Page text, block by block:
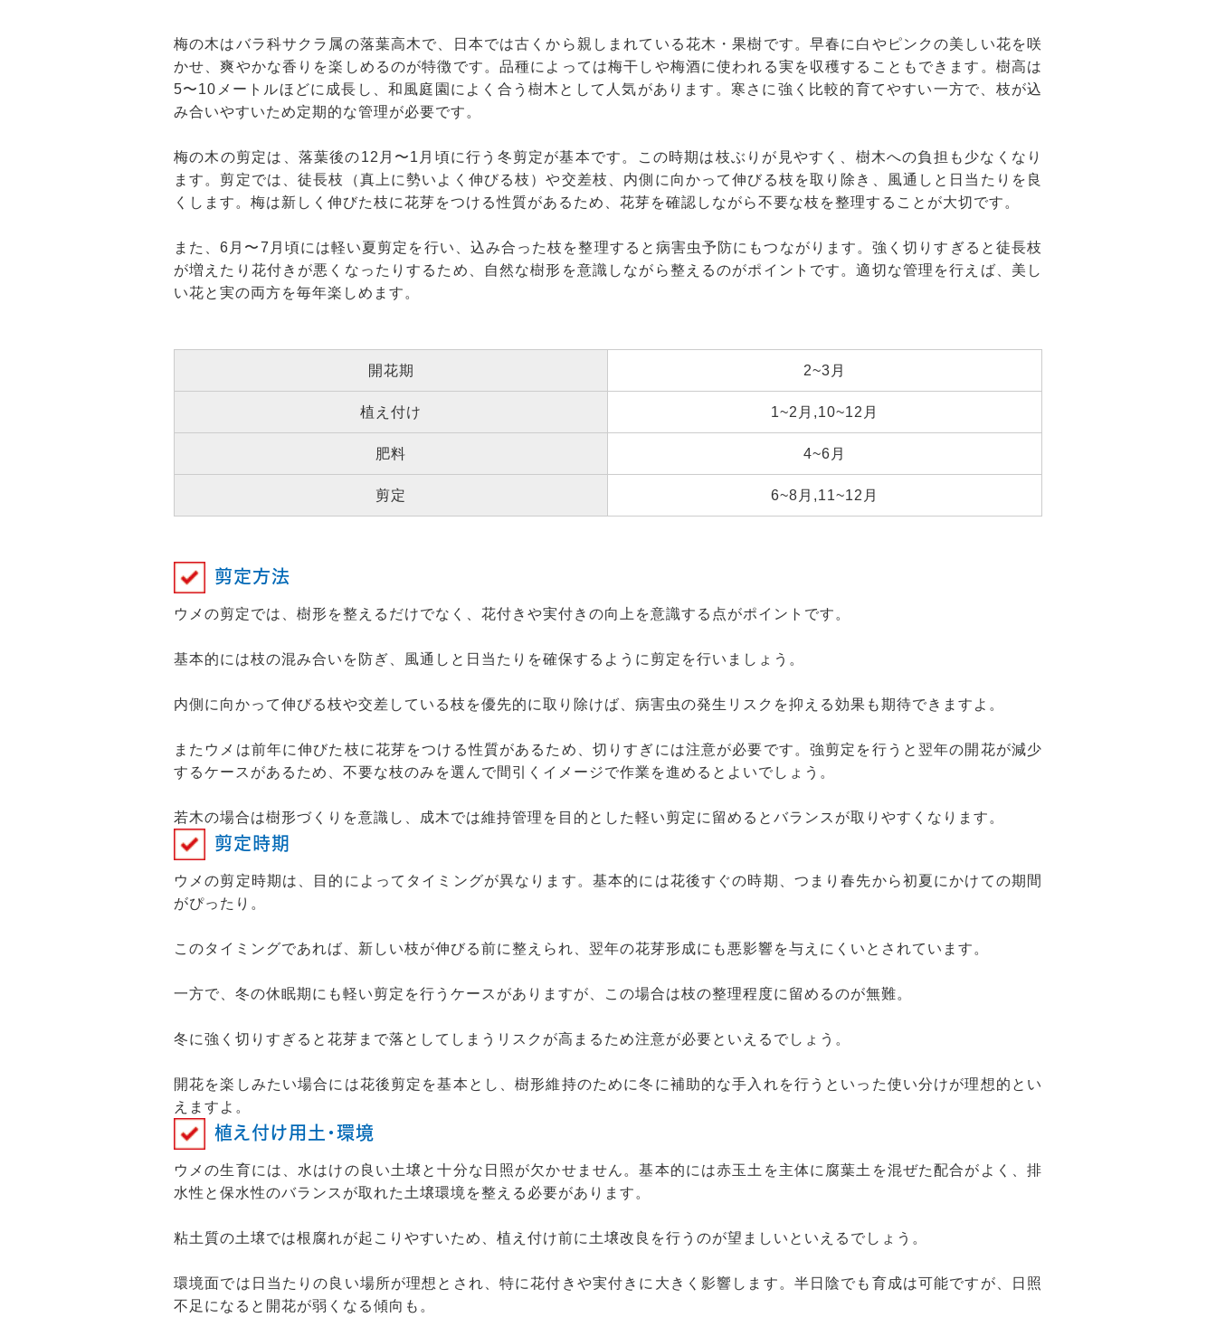
梅の木はバラ科サクラ属の落葉高木で、日本では古くから親しまれている花木・果樹です。早春に白やピンクの美しい花を咲
かせ、爽やかな香りを楽しめるのが特徴です。品種によっては梅干しや梅酒に使われる実を収穫することもできます。樹高は
5〜10メートルほどに成長し、和風庭園によく合う樹木として人気があります。寒さに強く比較的育てやすい一方で、枝が込
み合いやすいため定期的な管理が必要です。
梅の木の剪定は、落葉後の12月〜1月頃に行う冬剪定が基本です。この時期は枝ぶりが見やすく、樹木への負担も少なくなり
ます。剪定では、徒長枝（真上に勢いよく伸びる枝）や交差枝、内側に向かって伸びる枝を取り除き、風通しと日当たりを良
くします。梅は新しく伸びた枝に花芽をつける性質があるため、花芽を確認しながら不要な枝を整理することが大切です。
また、6月〜7月頃には軽い夏剪定を行い、込み合った枝を整理すると病害虫予防にもつながります。強く切りすぎると徒長枝
が増えたり花付きが悪くなったりするため、自然な樹形を意識しながら整えるのがポイントです。適切な管理を行えば、美し
い花と実の両方を毎年楽しめます。
開花期 2~3月
植え付け 1~2月,10~12月
肥料 4~6月
剪定 6~8月,11~12月
剪定方法
ウメの剪定では、樹形を整えるだけでなく、花付きや実付きの向上を意識する点がポイントです。
基本的には枝の混み合いを防ぎ、風通しと日当たりを確保するように剪定を行いましょう。
内側に向かって伸びる枝や交差している枝を優先的に取り除けば、病害虫の発生リスクを抑える効果も期待できますよ。
またウメは前年に伸びた枝に花芽をつける性質があるため、切りすぎには注意が必要です。強剪定を行うと翌年の開花が減少
するケースがあるため、不要な枝のみを選んで間引くイメージで作業を進めるとよいでしょう。
若木の場合は樹形づくりを意識し、成木では維持管理を目的とした軽い剪定に留めるとバランスが取りやすくなります。
剪定時期
ウメの剪定時期は、目的によってタイミングが異なります。基本的には花後すぐの時期、つまり春先から初夏にかけての期間
がぴったり。
このタイミングであれば、新しい枝が伸びる前に整えられ、翌年の花芽形成にも悪影響を与えにくいとされています。
一方で、冬の休眠期にも軽い剪定を行うケースがありますが、この場合は枝の整理程度に留めるのが無難。
冬に強く切りすぎると花芽まで落としてしまうリスクが高まるため注意が必要といえるでしょう。
開花を楽しみたい場合には花後剪定を基本とし、樹形維持のために冬に補助的な手入れを行うといった使い分けが理想的とい
えますよ。
植え付け用土・環境
ウメの生育には、水はけの良い土壌と十分な日照が欠かせません。基本的には赤玉土を主体に腐葉土を混ぜた配合がよく、排
水性と保水性のバランスが取れた土壌環境を整える必要があります。
粘土質の土壌では根腐れが起こりやすいため、植え付け前に土壌改良を行うのが望ましいといえるでしょう。
環境面では日当たりの良い場所が理想とされ、特に花付きや実付きに大きく影響します。半日陰でも育成は可能ですが、日照
不足になると開花が弱くなる傾向も。